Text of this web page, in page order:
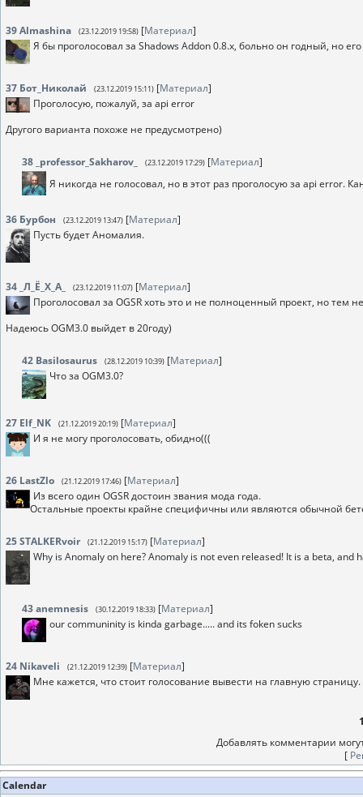
39Almashina (23.12.2019 19:58) [Материал]
Я бы проголосовал за Shadows Addon 0.8.x, больно он годный, но его
37 Бот_Николай (23.12.2019 15:11) [Материал]
Проголосую, пожалуй, за api error
Другого варианта похоже не предусмотрено)
38 _professor_Sakharov_ (23.12.2019 17:29) [Материал]
Я никогда не голосовал, но в этот раз проголосую за api error.
36 Бурбон (23.12.2019 13:47) [Материал]
Пусть будет Аномалия.
34 _Л_Ё_Х_А_ (23.12.2019 11:07) [Материал]
Проголосовал за OGSR хоть это и не полноценный проект, но тем
Надеюсь OGM3.0 выйдет в 20году)
42 Basilosaurus (28.12.2019 10:39) [Материал]
Что за OGM3.0?
27 Elf_NK (21.12.2019 20:19) [Материал]
И я не могу проголосовать, обидно(((
26 LastZlo (21.12.2019 17:46) [Материал]
Из всего один OGSR достоин звания мода года.
Остальные проекты крайне специфичны или являются обычной
25STALKERvoir (21.12.2019 15:17) [Материал]
Why is Anomaly on here? Anomaly is not even released! It is a beta, and
43anemnesis (30.12.2019 18:33) [Материал]
our communinity is kinda garbage..... and its foken sucks
24 Nikaveli (21.12.2019 12:39) [Материал]
Мне кажется, что стоит голосование вывести на главную страницу.
Добавлять комментарии
[
Calendar